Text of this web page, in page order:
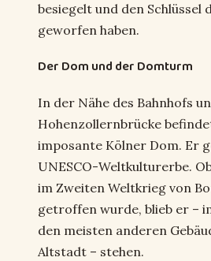
besiegelt und den Schlüssel
geworfen haben.
Der Dom und der Domturm
In der Nähe des Bahnhofs
Hohenzollernbrücke
imposante Kölner Dom. Er
UNESCO-Weltkulturerbe.
im Zweiten Weltkrieg von
getroffen wurde, blieb er –
den meisten anderen
Altstadt – stehen.